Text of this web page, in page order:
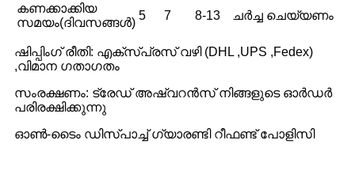
കണക്കാക്കിയ
സമയം(ദിവസങ്ങൾ)
5 7 8-13 ചർച്ച ചെയ്യണം
ഷിപ്പിംഗ് രീതി: എക്സ്പ്രസ് വഴി (DHL ,UPS ,Fedex)
,വിമാന ഗതാഗതം
സംരക്ഷണം: ട്രേഡ് അഷ്വറൻസ് നിങ്ങളുടെ ഓർഡർ
പരിരക്ഷിക്കുന്നു
ഓൺ-ടൈം ഡിസ്പാച്ച് ഗ്യാരണ്ടി റീഫണ്ട് പോളിസി